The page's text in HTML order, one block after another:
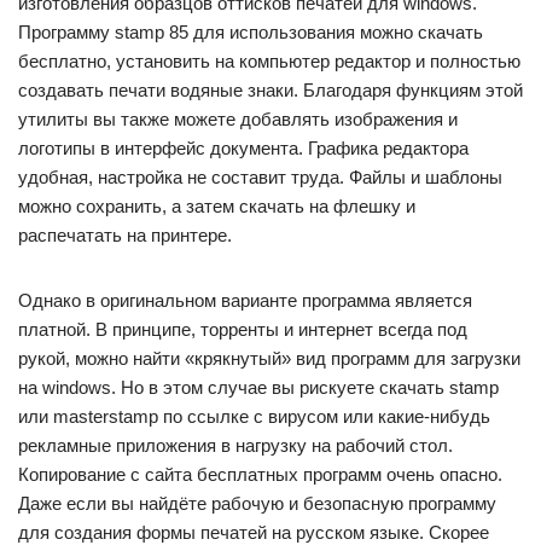
Программу stamp 85 для использования можно скачать
бесплатно, установить на компьютер редактор и полностью
создавать печати водяные знаки. Благодаря функциям этой
утилиты вы также можете добавлять изображения и
логотипы в интерфейс документа. Графика редактора
удобная, настройка не составит труда. Файлы и шаблоны
можно сохранить, а затем скачать на флешку и
распечатать на принтере.
Однако в оригинальном варианте программа является
платной. В принципе, торренты и интернет всегда под
рукой, можно найти «крякнутый» вид программ для загрузки
на windows. Но в этом случае вы рискуете скачать stamp
или masterstamp по ссылке с вирусом или какие-нибудь
рекламные приложения в нагрузку на рабочий стол.
Копирование с сайта бесплатных программ очень опасно.
Даже если вы найдёте рабочую и безопасную программу
для создания формы печатей на русском языке. Скорее